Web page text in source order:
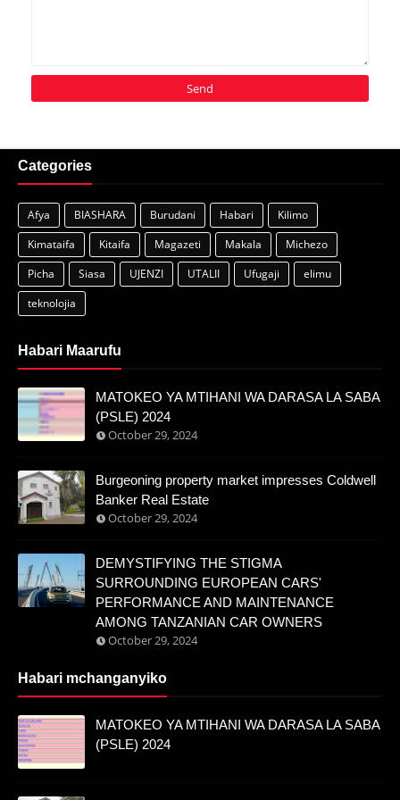
Categories
Afya BIASHARA Burudani Habari
Kilimo
Kimataifa
Kitaifa Magazeti Makala
Michezo
Picha
Siasa UJENZI UTALII Ufugaji
elimu
teknolojia
Habari Maarufu
MATOKEO YA MTIHANI WA DARASA LA SABA
(PSLE) 2024
October 29, 2024
Burgeoning property market impresses Coldwell
Banker Real Estate
October 29, 2024
DEMYSTIFYING THE STIGMA
SURROUNDING EUROPEAN CARS'
PERFORMANCE AND MAINTENANCE
AMONG TANZANIAN CAR OWNERS
October 29, 2024
Habari mchanganyiko
MATOKEO YA MTIHANI WA DARASA LA SABA
(PSLE) 2024